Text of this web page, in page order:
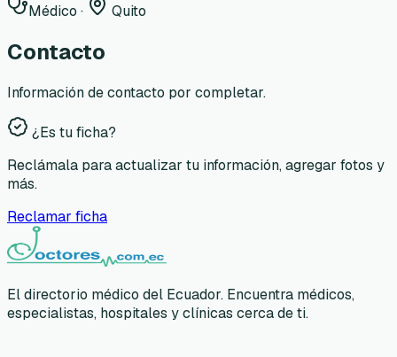
Médico · Quito
Contacto
Información de contacto por completar.
¿Es tu ficha?
Reclámala para actualizar tu información, agregar fotos y
más.
Reclamar ficha
El directorio médico del Ecuador. Encuentra médicos,
especialistas, hospitales y clínicas cerca de ti.